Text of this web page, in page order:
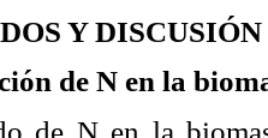
Y DISCUSIÓN
de N en la
de N en la